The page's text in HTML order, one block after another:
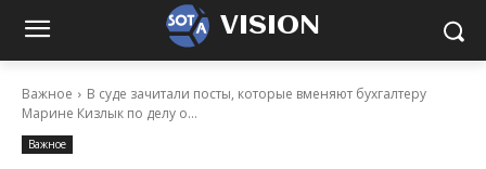
VISION
Важное
В суде зачитали посты, которые вменяют бухгалтеру
Марине Кизлык по делу о...
Важное